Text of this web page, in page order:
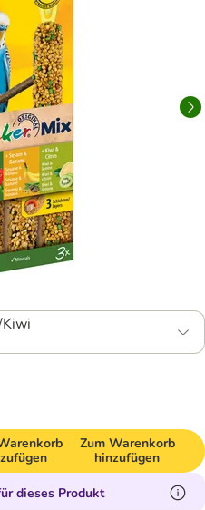
Zum Warenkorb
hinzufügen
dieses Produkt